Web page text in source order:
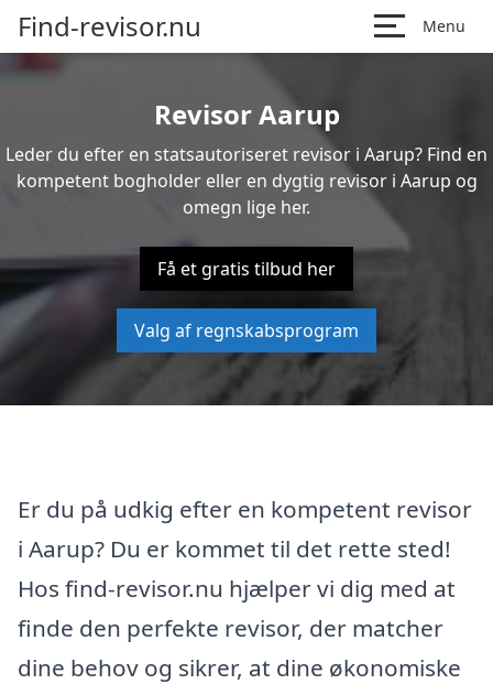
Find-revisor.nu Menu
Revisor Aarup
Leder du efter en statsautoriseret revisor i Aarup? Find en
kompetent bogholder eller en dygtig revisor i Aarup og
omegn lige her.
Få et gratis tilbud her
Valg af regnskabsprogram
Er du på udkig efter en kompetent revisor
i Aarup? Du er kommet til det rette sted!
Hos find-revisor.nu hjælper vi dig med at
finde den perfekte revisor, der matcher
dine behov og sikrer, at dine økonomiske